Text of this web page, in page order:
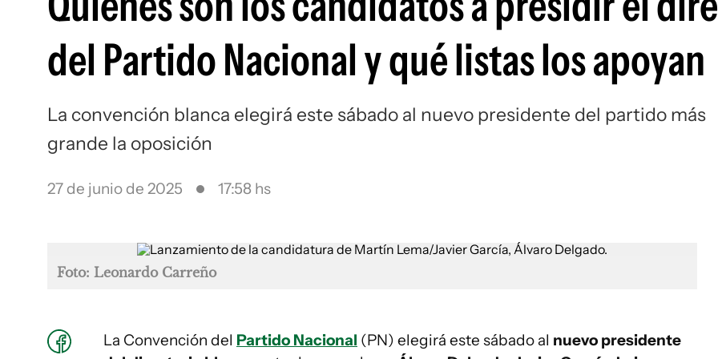
del Partido Nacional y qué listas los apoyan
La convención blanca elegirá este sábado al nuevo presidente del partido más
grande la oposición
27 de junio de 2025 17:58 hs
Foto: Leonardo Carreño
La Convención del Partido Nacional (PN) elegirá este sábado al nuevo presidente